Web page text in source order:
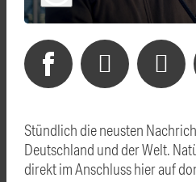
Stündlich die neusten
Deutschland und der Welt.
direkt im Anschluss hier auf